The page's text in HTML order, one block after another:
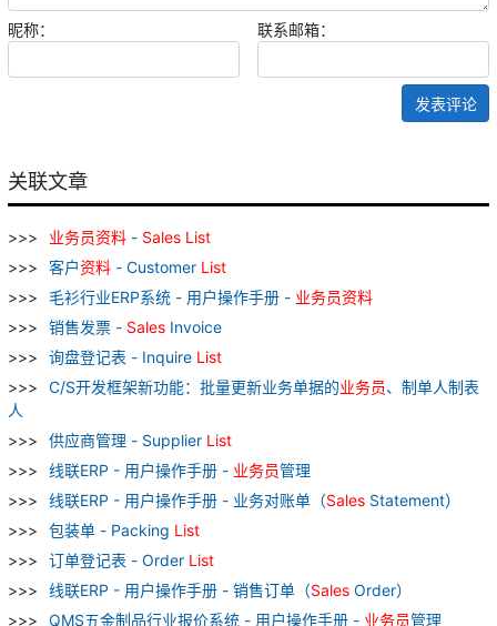
昵称： 联系邮箱：
发表评论
关联文章
业务员资料 - Sales List
客户资料 - Customer List
毛衫行业ERP系统 - 用户操作手册 - 业务员资料
销售发票 - Sales Invoice
询盘登记表 - Inquire List
C/S开发框架新功能：批量更新业务单据的业务员、制单人制表
人
供应商管理 - Supplier List
线联ERP - 用户操作手册 - 业务员管理
线联ERP - 用户操作手册 - 业务对账单（Sales Statement）
包装单 - Packing List
订单登记表 - Order List
线联ERP - 用户操作手册 - 销售订单（Sales Order）
QMS五金制品行业报价系统 - 用户操作手册 - 业务员管理